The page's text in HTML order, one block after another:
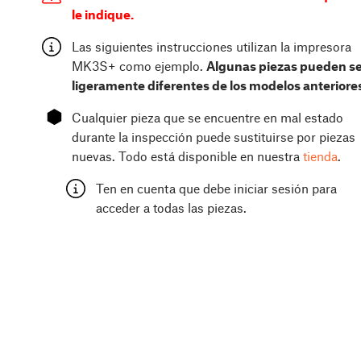
le indique.
Las siguientes instrucciones utilizan la impresora
MK3S+ como ejemplo. Algunas piezas pueden
ligeramente diferentes de los modelos
⬢
Cualquier pieza que se encuentre en mal estado
durante la inspección puede sustituirse por piezas
nuevas. Todo está disponible en nuestra tienda.
Ten en cuenta que debe iniciar sesión para
acceder a todas las piezas.